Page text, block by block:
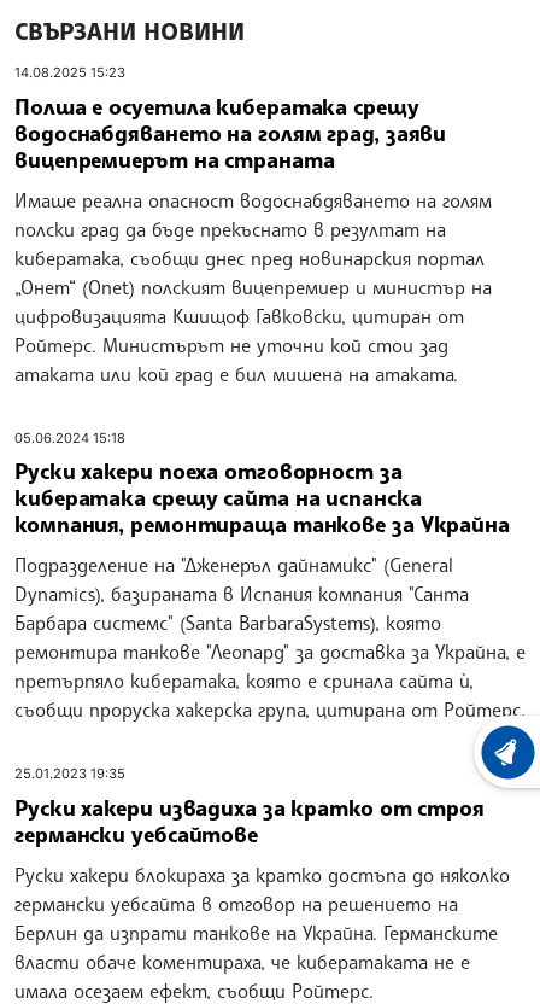
СВЪРЗАНИ НОВИНИ
14.08.2025 15:23
Полша е осуетила кибератака срещу
водоснабдяването на голям град, заяви
вицепремиерът на страната
Имаше реална опасност водоснабдяването на голям
полски град да бъде прекъснато в резултат на
кибератака, съобщи днес пред новинарския портал
„Онет“ (Onet) полският вицепремиер и министър на
цифровизацията Кшищоф Гавковски, цитиран от
Ройтерс. Министърът не уточни кой стои зад
атаката или кой град е бил мишена на атаката.
05.06.2024 15:18
Руски хакери поеха отговорност за
кибератака срещу сайта на испанска
компания, ремонтираща танкове за Украйна
Подразделение на "Дженеръл дайнамикс" (General
Dynamics), базираната в Испания компания "Санта
Барбара системс" (Santa BarbaraSystems), която
ремонтира танкове "Леопард" за доставка за Украйна, е
претърпяло кибератака, която е сринала сайта ѝ,
съобщи проруска хакерска група, цитирана от Ройтерс.
25.01.2023 19:35
Руски хакери извадиха за кратко от строя
германски уебсайтове
Руски хакери блокираха за кратко достъпа до няколко
германски уебсайта в отговор на решението на
Берлин да изпрати танкове на Украйна. Германските
власти обаче коментираха, че кибератаката не е
имала осезаем ефект, съобщи Ройтерс.